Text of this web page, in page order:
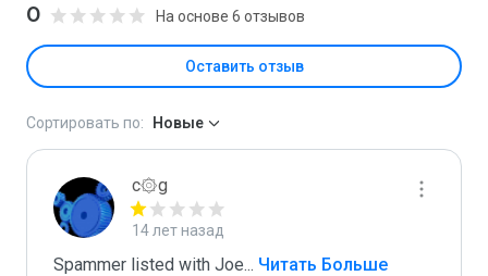
0 На основе 6 отзывов
Оставить отзыв
Сортировать по: Новые
c۞g
14 лет назад
Spammer listed with Joe... Читать Больше